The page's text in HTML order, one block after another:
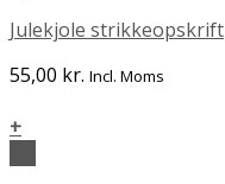
Julekjole strikkeopskrift
55,00 kr. Incl. Moms
+